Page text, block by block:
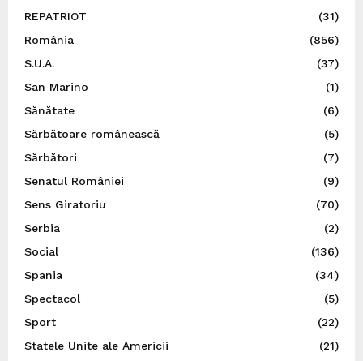
REPATRIOT
(31)
România
(856)
S.U.A.
(37)
San Marino
(1)
Sănătate
(6)
Sărbătoare românească
(5)
Sărbători
(7)
Senatul României
(9)
Sens Giratoriu
(70)
Serbia
(2)
Social
(136)
Spania
(34)
Spectacol
(5)
Sport
(22)
Statele Unite ale Americii
(21)